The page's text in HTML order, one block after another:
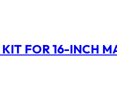
FOR 16-INCH